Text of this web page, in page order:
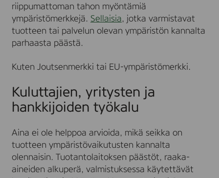
riippumattoman tahon myöntämiä
ympäristömerkkejä. Sellaisia, jotka varmistavat
tuotteen tai palvelun olevan ympäristön kannalta
parhaasta päästä.
Kuten Joutsenmerkki tai EU-ympäristömerkki.
Kuluttajien, yritysten ja
hankkijoiden työkalu
Aina ei ole helppoa arvioida, mikä seikka on
tuotteen ympäristövaikutusten kannalta
olennaisin. Tuotantolaitoksen päästöt, raaka-
aineiden alkuperä, valmistuksessa käytettävät